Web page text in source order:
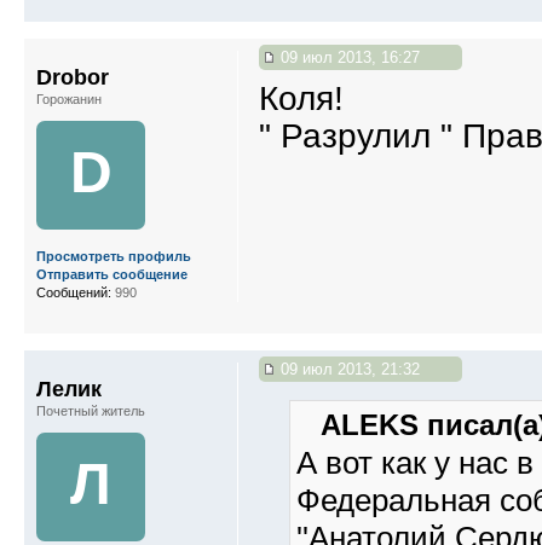
09 июл 2013, 16:27
Коля!
" Разрулил "
Drobor
Горожанин
D
Просмотреть профиль
Отправить сообщение
Сообщений: 990
09 июл 2013, 21:32
ALEKS
А вот как у нас
Федеральная
Лелик
Почетный житель
Л